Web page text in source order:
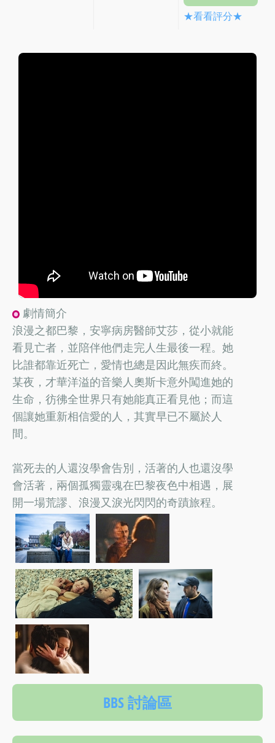
★看看評分★
劇情簡介
浪漫之都巴黎，安寧病房醫師艾莎，從小就能
看見亡者，並陪伴他們走完人生最後一程。她
比誰都靠近死亡，愛情也總是因此無疾而終。
某夜，才華洋溢的音樂人奧斯卡意外闖進她的
生命，彷彿全世界只有她能真正看見他；而這
個讓她重新相信愛的人，其實早已不屬於人
間。
當死去的人還沒學會告別，活著的人也還沒學
會活著，兩個孤獨靈魂在巴黎夜色中相遇，展
開一場荒謬、浪漫又淚光閃閃的奇蹟旅程。
BBS 討論區